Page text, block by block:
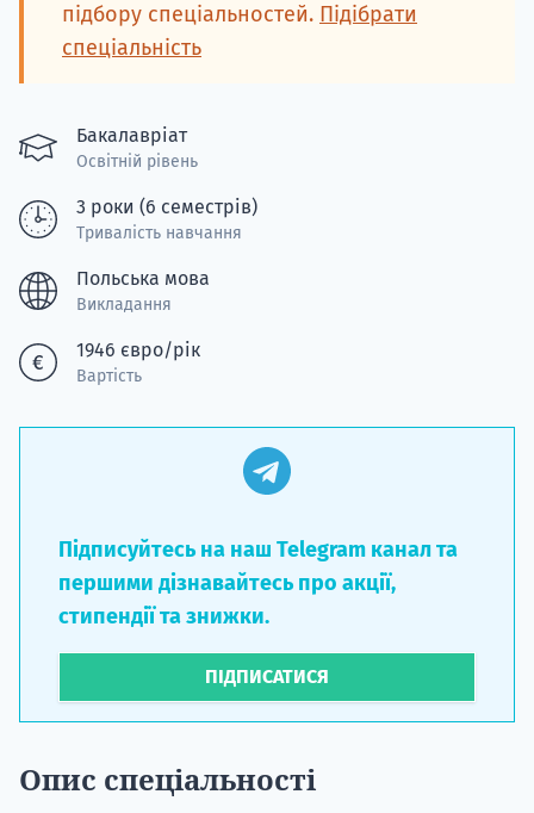
підбору спеціальностей. Підібрати
спеціальність
Бакалавріат
Освітній рівень
3 роки (6 семестрів)
Тривалість навчання
Польська мова
Викладання
1946 євро/рік
Вартість
Підписуйтесь на наш Telegram канал та
першими дізнавайтесь про акції,
стипендії та знижки.
ПІДПИСАТИСЯ
Опис спеціальності